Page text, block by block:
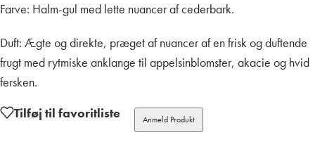
Farve: Halm-gul med lette nuancer af cederbark.
Duft: Ægte og direkte, præget af nuancer af en frisk og duftende
frugt med rytmiske anklange til appelsinblomster, akacie og hvid
fersken.
Tilføj til favoritliste
Anmeld Produkt